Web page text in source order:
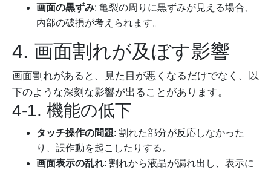
画面の黒ずみ: 亀裂の周りに黒ずみが見える場合、
内部の破損が考えられます。
4. 画面割れが及ぼす影響
画面割れがあると、見た目が悪くなるだけでなく、以
下のような深刻な影響が出ることがあります。
4-1. 機能の低下
タッチ操作の問題: 割れた部分が反応しなかった
り、誤作動を起こしたりする。
画面表示の乱れ: 割れから液晶が漏れ出し、表示に